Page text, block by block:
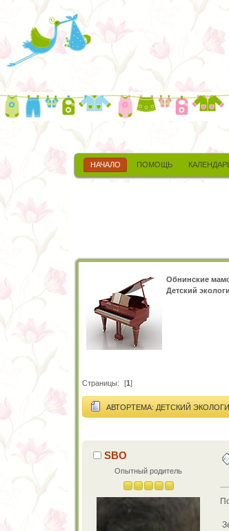
НАЧАЛО ПОМОЩЬ
Обнинские
Детский
Страницы: [1]
АВТОРТЕМА: ДЕТСКИЙ
SBO
Опытный родитель